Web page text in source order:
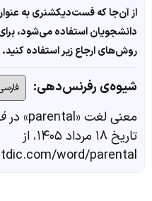
از آن‌جا که فست‌دیکشنری به
دانشجویان استفاده می‌شود،
روش‌های ارجاع زیر استفاده کنید.
شیوه‌ی رفرنس‌دهی:
معنی لغت «parental» در
تاریخ ۱۸ مرداد ۱۴۰۵، از
word/parental